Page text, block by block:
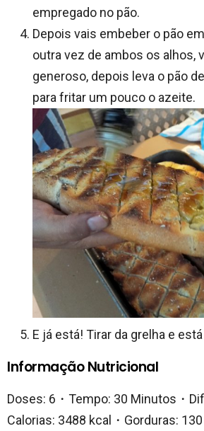
empregado no pão.
Depois vais embeber o pão
outra vez de ambos os alhos,
generoso, depois leva o pão
para fritar um pouco o azeite.
E já está! Tirar da grelha e
Informação Nutricional
Doses: 6・Tempo: 30 Minutos・
Calorias: 3488 kcal・Gorduras: